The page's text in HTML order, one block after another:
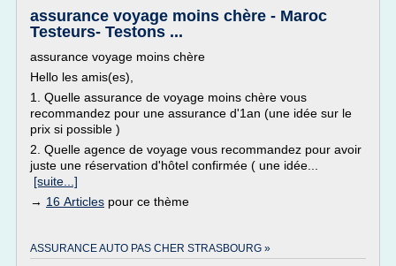
assurance voyage moins chère - Maroc
Testeurs- Testons ...
assurance voyage moins chère
Hello les amis(es),
1. Quelle assurance de voyage moins chère vous
recommandez pour une assurance d'1an (une idée sur le
prix si possible )
2. Quelle agence de voyage vous recommandez pour avoir
juste une réservation d'hôtel confirmée ( une idée...
[suite...]
→ 16 Articles pour ce thème
ASSURANCE AUTO PAS CHER STRASBOURG »